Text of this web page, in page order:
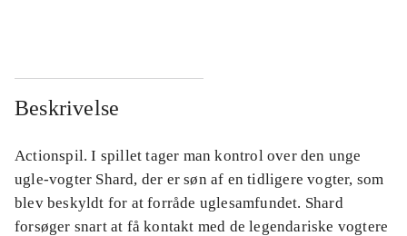
Beskrivelse
Actionspil. I spillet tager man kontrol over den unge
ugle-vogter Shard, der er søn af en tidligere vogter, som
blev beskyldt for at forråde uglesamfundet. Shard
forsøger snart at få kontakt med de legendariske vogtere